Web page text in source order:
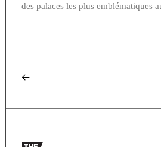
des palaces les plus emblématiques